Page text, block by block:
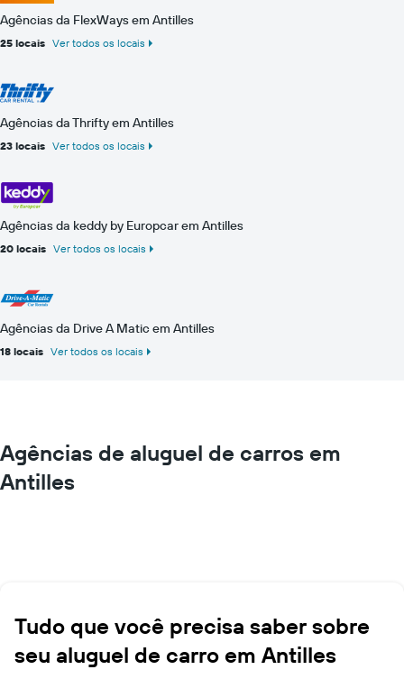
Agências da FlexWays em Antilles
25 locais Ver todos os locais
Agências da Thrifty em Antilles
23 locais Ver todos os locais
Agências da keddy by Europcar em Antilles
20 locais Ver todos os locais
Agências da Drive A Matic em Antilles
18 locais Ver todos os locais
Agências de aluguel de carros em
Antilles
Tudo que você precisa saber sobre
seu aluguel de carro em Antilles